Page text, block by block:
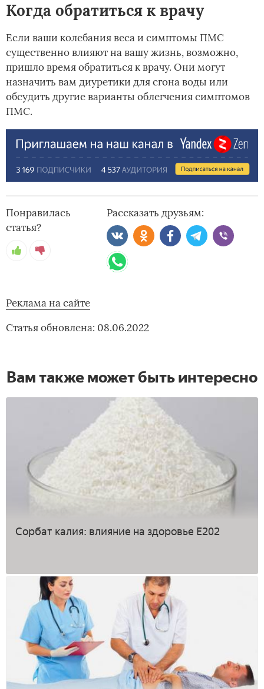
Когда обратиться к врачу
Если ваши колебания веса и симптомы ПМС
существенно влияют на вашу жизнь, возможно,
пришло время обратиться к врачу. Они могут
назначить вам диуретики для сгона воды или
обсудить другие варианты облегчения симптомов
ПМС.
Понравилась
статья?
Рассказать друзьям:
Реклама на сайте
Статья обновлена: 08.06.2022
Вам также может быть интересно
Сорбат калия: влияние на здоровье Е202